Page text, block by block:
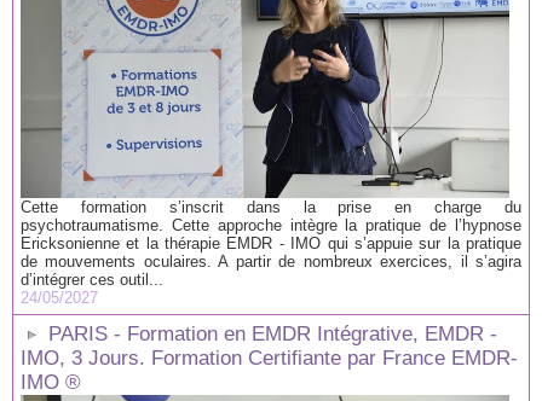
Cette formation s’inscrit dans la prise en charge du
psychotraumatisme. Cette approche intègre la pratique de l’hypnose
Ericksonienne et la thérapie EMDR - IMO qui s’appuie sur la pratique
de mouvements oculaires. A partir de nombreux exercices, il s’agira
d’intégrer ces outil...
24/05/2027
PARIS - Formation en EMDR Intégrative, EMDR -
IMO, 3 Jours. Formation Certifiante par France EMDR-
IMO ®